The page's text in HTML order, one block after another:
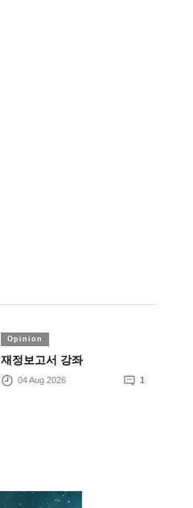
Opinion
재정보고서 강좌
04 Aug 2026 1